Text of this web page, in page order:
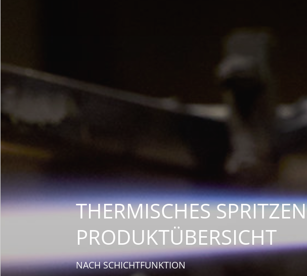
THERMISCHES SPRITZEN
PRODUKTÜBERSICHT
NACH SCHICHTFUNKTION